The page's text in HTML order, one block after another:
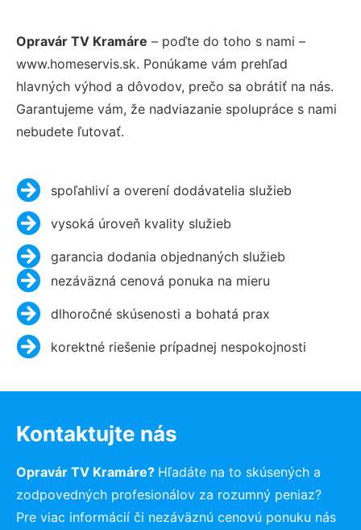
Opravár TV Kramáre – poďte do toho s nami –
www.homeservis.sk. Ponúkame vám prehľad
hlavných výhod a dôvodov, prečo sa obrátiť na nás.
Garantujeme vám, že nadviazanie spolupráce s nami
nebudete ľutovať.
spoľahliví a overení dodávatelia služieb
vysoká úroveň kvality služieb
garancia dodania objednaných služieb
nezáväzná cenová ponuka na mieru
dlhoročné skúsenosti a bohatá prax
korektné riešenie prípadnej nespokojnosti
Kontaktujte nás
Opravár TV Kramáre? Hľadáte na to skúsených a
zodpovedných profesionálov za rozumný peniaz?
Pre viac informácií či nezáväznú cenovú ponuku nás